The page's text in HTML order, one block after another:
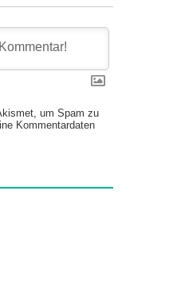
um Spam zu
Kommentardaten